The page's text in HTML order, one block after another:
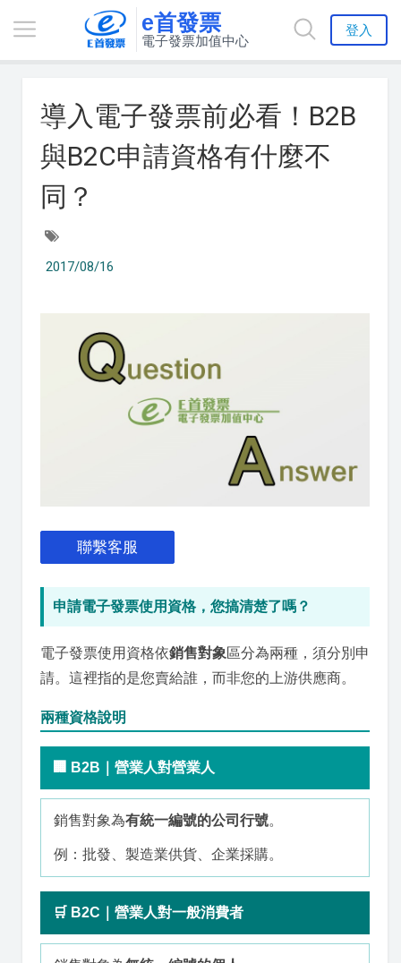
e首發票
電子發票加值中心
登入
導入電子發票前必看！B2B
與B2C申請資格有什麼不
同？
2017/08/16
聯繫客服
申請電子發票使用資格，您搞清楚了嗎？
電子發票使用資格依銷售對象區分為兩種，須分別申
請。這裡指的是您賣給誰，而非您的上游供應商。
兩種資格說明
🏢 B2B｜營業人對營業人
銷售對象為有統一編號的公司行號。
例：批發、製造業供貨、企業採購。
🛒 B2C｜營業人對一般消費者